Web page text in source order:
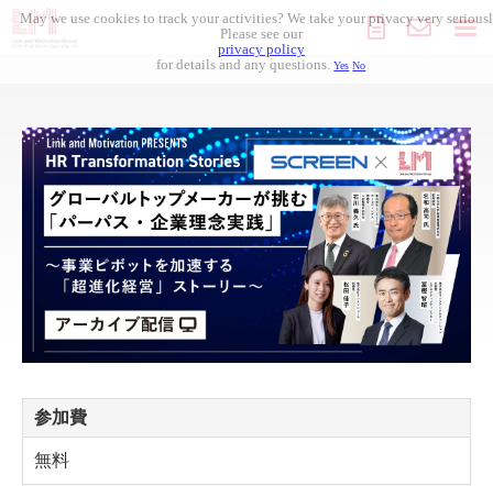
人材採用
人材開発
導入事例
セミナー
コラム記事
お役立ち資料
参加費
無料
May we use cookies to track your activities? We take your privacy very
Please see our
privacy policy
for details and any questions.Yes No